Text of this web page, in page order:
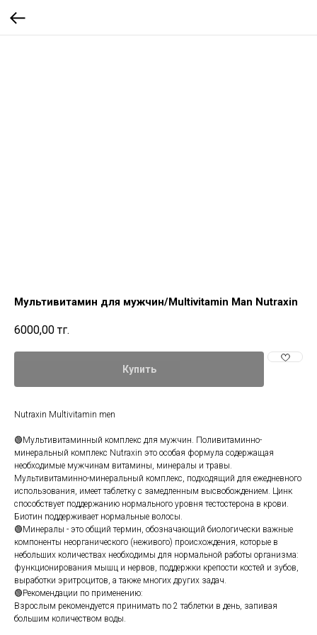
Мультивитамин для мужчин/Multivitamin Man Nutraxin
6000,00 тг.
Купить
Nutraxin Multivitamin men
🟢Мультивитаминный комплекс для мужчин. Поливитаминно-
минеральный комплекс Nutraxin это особая формула содержащая
необходимые мужчинам витамины, минералы и травы.
Мультивитаминно-минеральный комплекс, подходящий для ежедневного
использования, имеет таблетку с замедленным высвобождением. Цинк
способствует поддержанию нормального уровня тестостерона в крови.
Биотин поддерживает нормальные волосы.
🟢Минералы - это общий термин, обозначающий биологически важные
компоненты неорганического (неживого) происхождения, которые в
небольшиx количествах необходимы для нормальной работы организма:
функционирования мышц и нервов, поддержки крепости костей и зубов,
выработки эритроцитов, а также многих других задач.
🟢Рекомендации по применению:
Взрослым рекомендуется принимать по 2 таблетки в день, запивая
большим количеством воды.